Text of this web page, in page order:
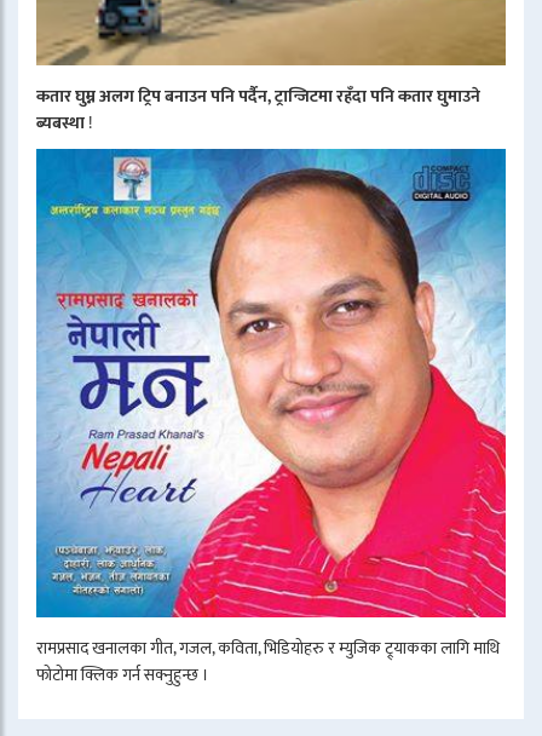
कतार घुम्न अलग ट्रिप बनाउन पनि पर्दैन, ट्रान्जिटमा रहँदा पनि कतार घुमाउने
ब्यबस्था!
रामप्रसाद खनालका गीत, गजल, कविता, भिडियोहरु र म्युजिक ट्र्याकका लागि माथि
फोटोमा क्लिक गर्न सक्नुहुन्छ ।